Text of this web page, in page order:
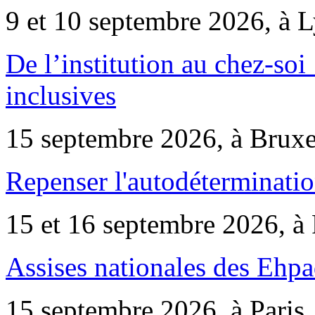
9 et 10 septembre 2026, à
De l’institution au chez-
inclusives
15 septembre 2026, à
Repenser
15 et 16 septembre 2026, à
Assises nationales des